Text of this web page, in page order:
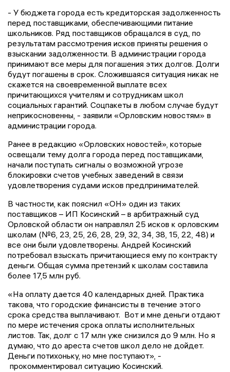
- У бюджета города есть кредиторская задолженность
перед поставщиками, обеспечивающими питание
школьников. Ряд поставщиков обращался в суд, по
результатам рассмотрения исков приняты решения о
взыскании задолженности. В администрации города
принимают все меры для погашения этих долгов. Долги
будут погашены в срок. Сложившаяся ситуация никак не
скажется на своевременной выплате всех
причитающихся учителям и сотрудникам школ
социальных гарантий. Соцпакеты в любом случае будут
неприкосновенны, - заявили «Орловским новостям» в
администрации города.
Ранее в редакцию «Орловских новостей», которые
освещали тему долга города перед поставщиками,
начали поступать сигналы о возможной угрозе
блокировки счетов учебных заведений в связи
удовлетворения судами исков предпринимателей.
В частности, как пояснил «ОН» один из таких
поставщиков – ИП Косинский – в арбитражный суд
Орловской области он направлял 25 исков к орловским
школам (№6, 23, 25, 26, 28, 29, 32, 34, 38, 15, 22, 48) и
все они были удовлетворены. Андрей Косинский
потребовал взыскать причитающиеся ему по контракту
деньги. Общая сумма претензий к школам составила
более 17,5 млн руб.
«На оплату дается 40 календарных дней. Практика
такова, что городские финансисты в течение этого
срока средства выплачивают. Вот и мне деньги отдают
по мере истечения срока оплаты исполнительных
листов. Так, долг с 17 млн уже снизился до 9 млн. Но я
думаю, что до ареста счетов школ дело не дойдет.
Деньги потихоньку, но мне поступают», -
прокомментировал ситуацию Косинский.